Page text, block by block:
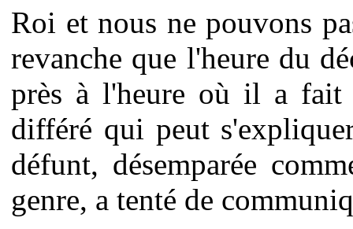
Roi et nous ne pouvons
revanche que l'heure du
près à l'heure où il a fait
différé qui peut
défunt, désemparée
genre, a tenté de